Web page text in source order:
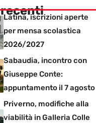
Latina, iscrizioni aperte
per mensa scolastica
2026/2027
Sabaudia, incontro con
Giuseppe Conte:
appuntamento il 7 agosto
Priverno, modifiche alla
viabilità in Galleria Colle